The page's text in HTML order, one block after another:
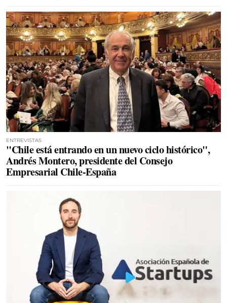
ENTREVISTAS
"Chile está entrando en un nuevo ciclo histórico",
Andrés Montero, presidente del Consejo
Empresarial Chile-España